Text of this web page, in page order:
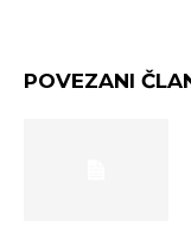
POVEZANI